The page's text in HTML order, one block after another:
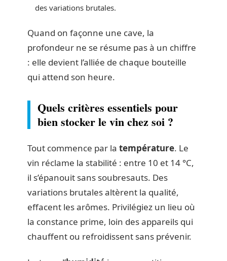
des variations brutales.
Quand on façonne une cave, la
profondeur ne se résume pas à un chiffre
: elle devient l’alliée de chaque bouteille
qui attend son heure.
Quels critères essentiels pour
bien stocker le vin chez soi ?
Tout commence par la température. Le
vin réclame la stabilité : entre 10 et 14 °C,
il s’épanouit sans soubresauts. Des
variations brutales altèrent la qualité,
effacent les arômes. Privilégiez un lieu où
la constance prime, loin des appareils qui
chauffent ou refroidissent sans prévenir.